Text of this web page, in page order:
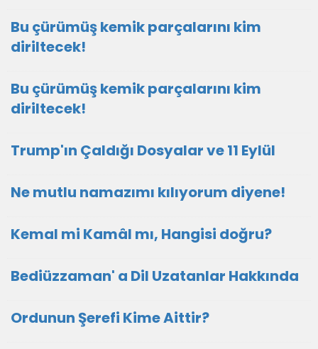
Bu çürümüş kemik parçalarını kim
diriltecek!
Bu çürümüş kemik parçalarını kim
diriltecek!
Trump'ın Çaldığı Dosyalar ve 11 Eylül
Ne mutlu namazımı kılıyorum diyene!
Kemal mi Kamâl mı, Hangisi doğru?
Bediüzzaman' a Dil Uzatanlar Hakkında
Ordunun Şerefi Kime Aittir?